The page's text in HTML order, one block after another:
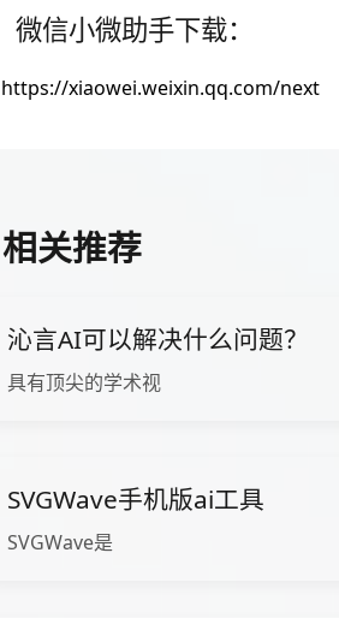
微信小微助手下载：
https://xiaowei.weixin.qq.com/next
相关推荐
沁言AI可以解决什么问题？
具有顶尖的学术视
SVGWave手机版ai工具
SVGWave是